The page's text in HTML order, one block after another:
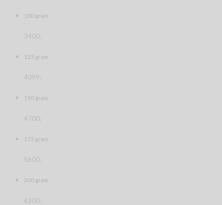
100 gram
3400,-
125 gram
4099,-
150 gram
4700,-
175 gram
5600,-
200 gram
6200,-